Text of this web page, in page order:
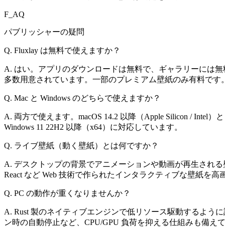
F_AQ
パブリッシャーの疑問
Q. Fluxlay は無料で使えますか？
A. はい。アプリのダウンロードは無料で、ギャラリーには
多数用意されています。一部のプレミアム壁紙のみ有料です
Q. Mac と Windows のどちらで使えますか？
A. 両方で使えます。macOS 14.2 以降（Apple Silicon / Intel）と
Windows 11 22H2 以降（x64）に対応しています。
Q. ライブ壁紙（動く壁紙）とは何ですか？
A. デスクトップの背景でアニメーションや動画が再生され
React など Web 技術で作られたインタラクティブな壁紙を高
Q. PC の動作が重くなりませんか？
A. Rust 製のネイティブエンジンで低リソース駆動するよう
ン時の自動停止など、CPU/GPU 負荷を抑える仕組みも備え